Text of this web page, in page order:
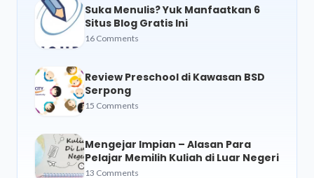
Suka Menulis? Yuk Manfaatkan 6
Situs Blog Gratis Ini
16 Comments
Review Preschool di Kawasan BSD
Serpong
15 Comments
Mengejar Impian – Alasan Para
Pelajar Memilih Kuliah di Luar Negeri
13 Comments